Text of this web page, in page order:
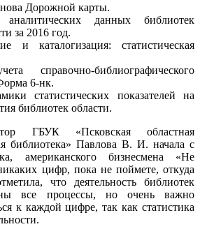
Дорожной карты.
данных библиотек
за 2016 год.
и каталогизация: статистическая
справочно-библиографического
6-нк.
статистических показателей на
библиотек области.
ГБУК «Псковская областная
библиотека» Павлова В. И. начала с
американского бизнесмена «Не
цифр, пока не поймете, откуда
что деятельность библиотек
все процессы, но очень важно
к каждой цифре, так как статистика